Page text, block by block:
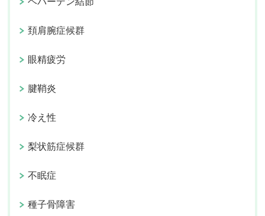
頚肩腕症候群
眼精疲労
腱鞘炎
冷え性
梨状筋症候群
不眠症
種子骨障害